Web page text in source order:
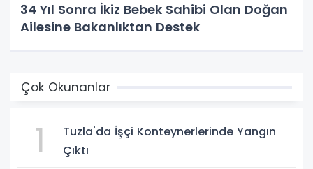
34 Yıl Sonra İkiz Bebek Sahibi Olan Doğan
Ailesine Bakanlıktan Destek
Çok Okunanlar
1
Tuzla'da İşçi Konteynerlerinde Yangın
Çıktı